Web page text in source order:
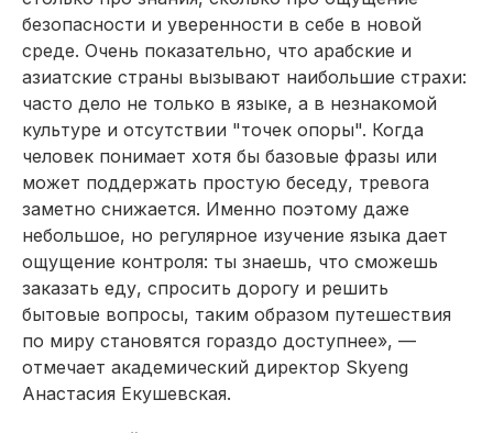
безопасности и уверенности в себе в новой
среде. Очень показательно, что арабские и
азиатские страны вызывают наибольшие страхи:
часто дело не только в языке, а в незнакомой
культуре и отсутствии "точек опоры". Когда
человек понимает хотя бы базовые фразы или
может поддержать простую беседу, тревога
заметно снижается. Именно поэтому даже
небольшое, но регулярное изучение языка дает
ощущение контроля: ты знаешь, что сможешь
заказать еду, спросить дорогу и решить
бытовые вопросы, таким образом путешествия
по миру становятся гораздо доступнее», —
отмечает академический директор Skyeng
Анастасия Екушевская.